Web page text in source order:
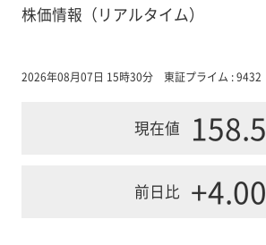
株価情報（リアルタイム）
2026年08月07日 15時30分 東証プライム : 9432
現在値 158.5
前日比 +4.00